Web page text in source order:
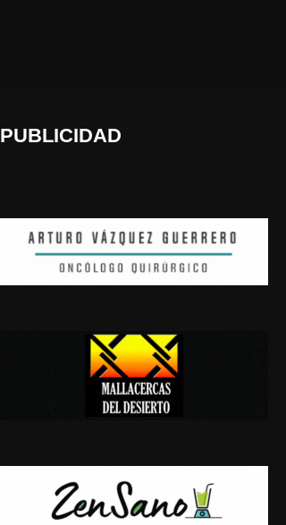
PUBLICIDAD